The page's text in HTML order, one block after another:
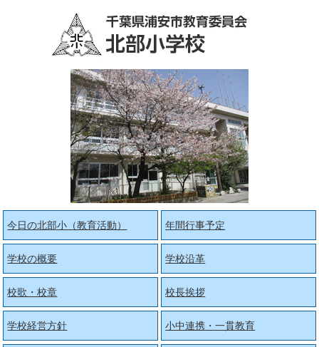
今日の北部小（教育活動） 年間行事予定
学校の概要 学校沿革
校歌・校章 校長挨拶
学校経営方針 小中連携・一貫教育